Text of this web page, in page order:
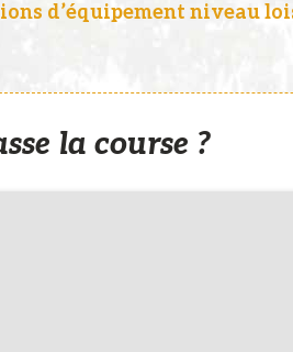
d’équipement niveau
la course ?